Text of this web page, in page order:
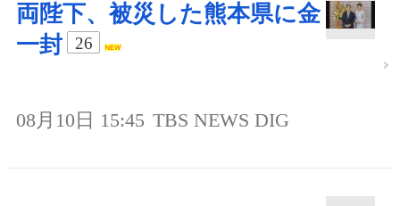
両陛下、被災した熊本県に金
一封
26
08月10日 15:45 TBS NEWS DIG